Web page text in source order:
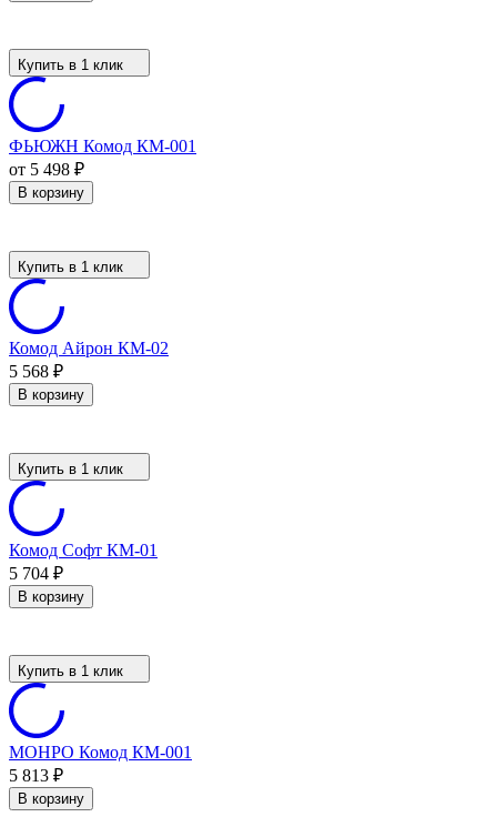
Купить в 1 клик
ФЬЮЖН Комод КМ-001
от 5 498 ₽
В корзину
Купить в 1 клик
Комод Айрон КМ-02
5 568 ₽
В корзину
Купить в 1 клик
Комод Софт КМ-01
5 704 ₽
В корзину
Купить в 1 клик
МОНРО Комод КМ-001
5 813 ₽
В корзину